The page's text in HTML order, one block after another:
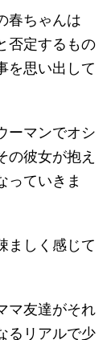
春ちゃんは
否定するもの
を思い出して
ーマンでオシ
の彼女が抱え
っていきま
ましく感じて
マ友達がそれ
るリアルで少